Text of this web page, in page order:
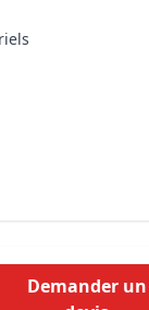
Demander un